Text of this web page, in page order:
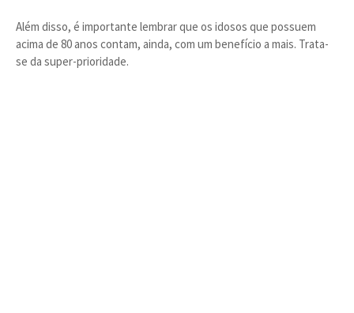
Além disso, é importante lembrar que os idosos que possuem
acima de 80 anos contam, ainda, com um benefício a mais. Trata-
se da super-prioridade.